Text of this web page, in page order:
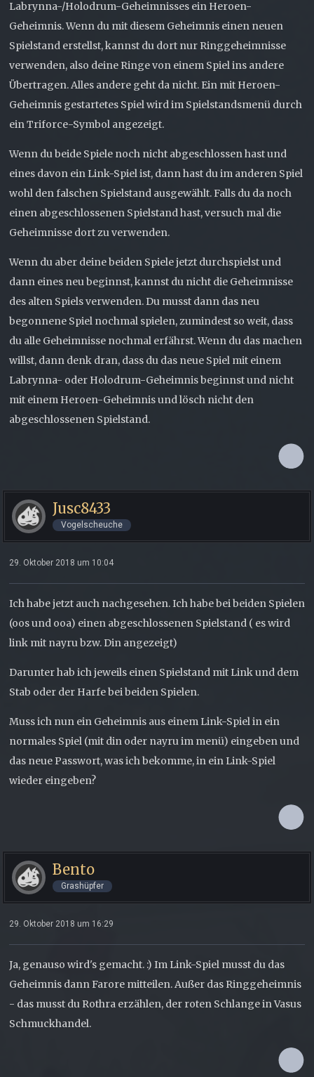
Labrynna-/Holodrum-Geheimnisses ein Heroen-
Geheimnis. Wenn du mit diesem Geheimnis einen neuen
Spielstand erstellst, kannst du dort nur Ringgeheimnisse
verwenden, also deine Ringe von einem Spiel ins andere
Übertragen. Alles andere geht da nicht. Ein mit Heroen-
Geheimnis gestartetes Spiel wird im Spielstandsmenü durch
ein Triforce-Symbol angezeigt.
Wenn du beide Spiele noch nicht abgeschlossen hast und
eines davon ein Link-Spiel ist, dann hast du im anderen Spiel
wohl den falschen Spielstand ausgewählt. Falls du da noch
einen abgeschlossenen Spielstand hast, versuch mal die
Geheimnisse dort zu verwenden.
Wenn du aber deine beiden Spiele jetzt durchspielst und
dann eines neu beginnst, kannst du nicht die Geheimnisse
des alten Spiels verwenden. Du musst dann das neu
begonnene Spiel nochmal spielen, zumindest so weit, dass
du alle Geheimnisse nochmal erfährst. Wenn du das machen
willst, dann denk dran, dass du das neue Spiel mit einem
Labrynna- oder Holodrum-Geheimnis beginnst und nicht
mit einem Heroen-Geheimnis und lösch nicht den
abgeschlossenen Spielstand.
Jusc8433
Vogelscheuche
29. Oktober 2018 um 10:04
Ich habe jetzt auch nachgesehen. Ich habe bei beiden Spielen
(oos und ooa) einen abgeschlossenen Spielstand ( es wird
link mit nayru bzw. Din angezeigt)
Darunter hab ich jeweils einen Spielstand mit Link und dem
Stab oder der Harfe bei beiden Spielen.
Muss ich nun ein Geheimnis aus einem Link-Spiel in ein
normales Spiel (mit din oder nayru im menü) eingeben und
das neue Passwort, was ich bekomme, in ein Link-Spiel
wieder eingeben?
Bento
Grashüpfer
29. Oktober 2018 um 16:29
Ja, genauso wird's gemacht. :) Im Link-Spiel musst du das
Geheimnis dann Farore mitteilen. Außer das Ringgeheimnis
- das musst du Rothra erzählen, der roten Schlange in Vasus
Schmuckhandel.